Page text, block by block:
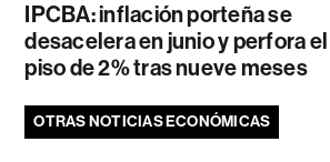
IPCBA: inflación porteña se
desacelera en junio y perfora el
piso de 2% tras nueve meses
OTRAS NOTICIAS ECONÓMICAS